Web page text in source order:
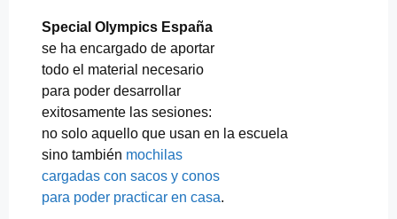
Special Olympics España
se ha encargado de aportar
todo el material necesario
para poder desarrollar
exitosamente las sesiones:
no solo aquello que usan en la escuela
sino también mochilas
cargadas con sacos y conos
para poder practicar en casa.